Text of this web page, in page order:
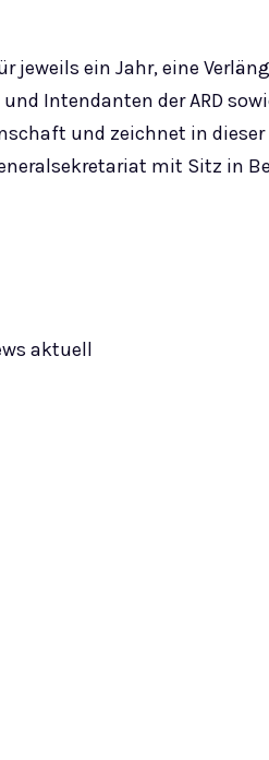
jeweils ein Jahr, eine
Intendanten der ARD
und zeichnet in
mit Sitz in
aktuell